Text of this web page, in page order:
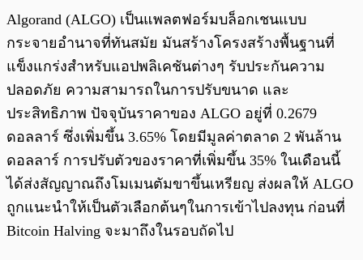
Algorand (ALGO) เป็นแพลตฟอร์มบล็อกเชนแบบ
กระจายอำนาจที่ทันสมัย ​​มันสร้างโครงสร้างพื้นฐานที่
แข็งแกร่งสำหรับแอปพลิเคชันต่างๆ รับประกันความ
ปลอดภัย ความสามารถในการปรับขนาด และ
ประสิทธิภาพ ปัจจุบันราคาของ ALGO อยู่ที่ 0.2679
ดอลลาร์ ซึ่งเพิ่มขึ้น 3.65% โดยมีมูลค่าตลาด 2 พันล้าน
ดอลลาร์ การปรับตัวของราคาที่เพิ่มขึ้น 35% ในเดือนนี้
ได้ส่งสัญญาณถึงโมเมนตัมขาขึ้นเหรียญ ส่งผลให้ ALGO
ถูกแนะนำให้เป็นตัวเลือกต้นๆในการเข้าไปลงทุน ก่อนที่
Bitcoin Halving จะมาถึงในรอบถัดไป